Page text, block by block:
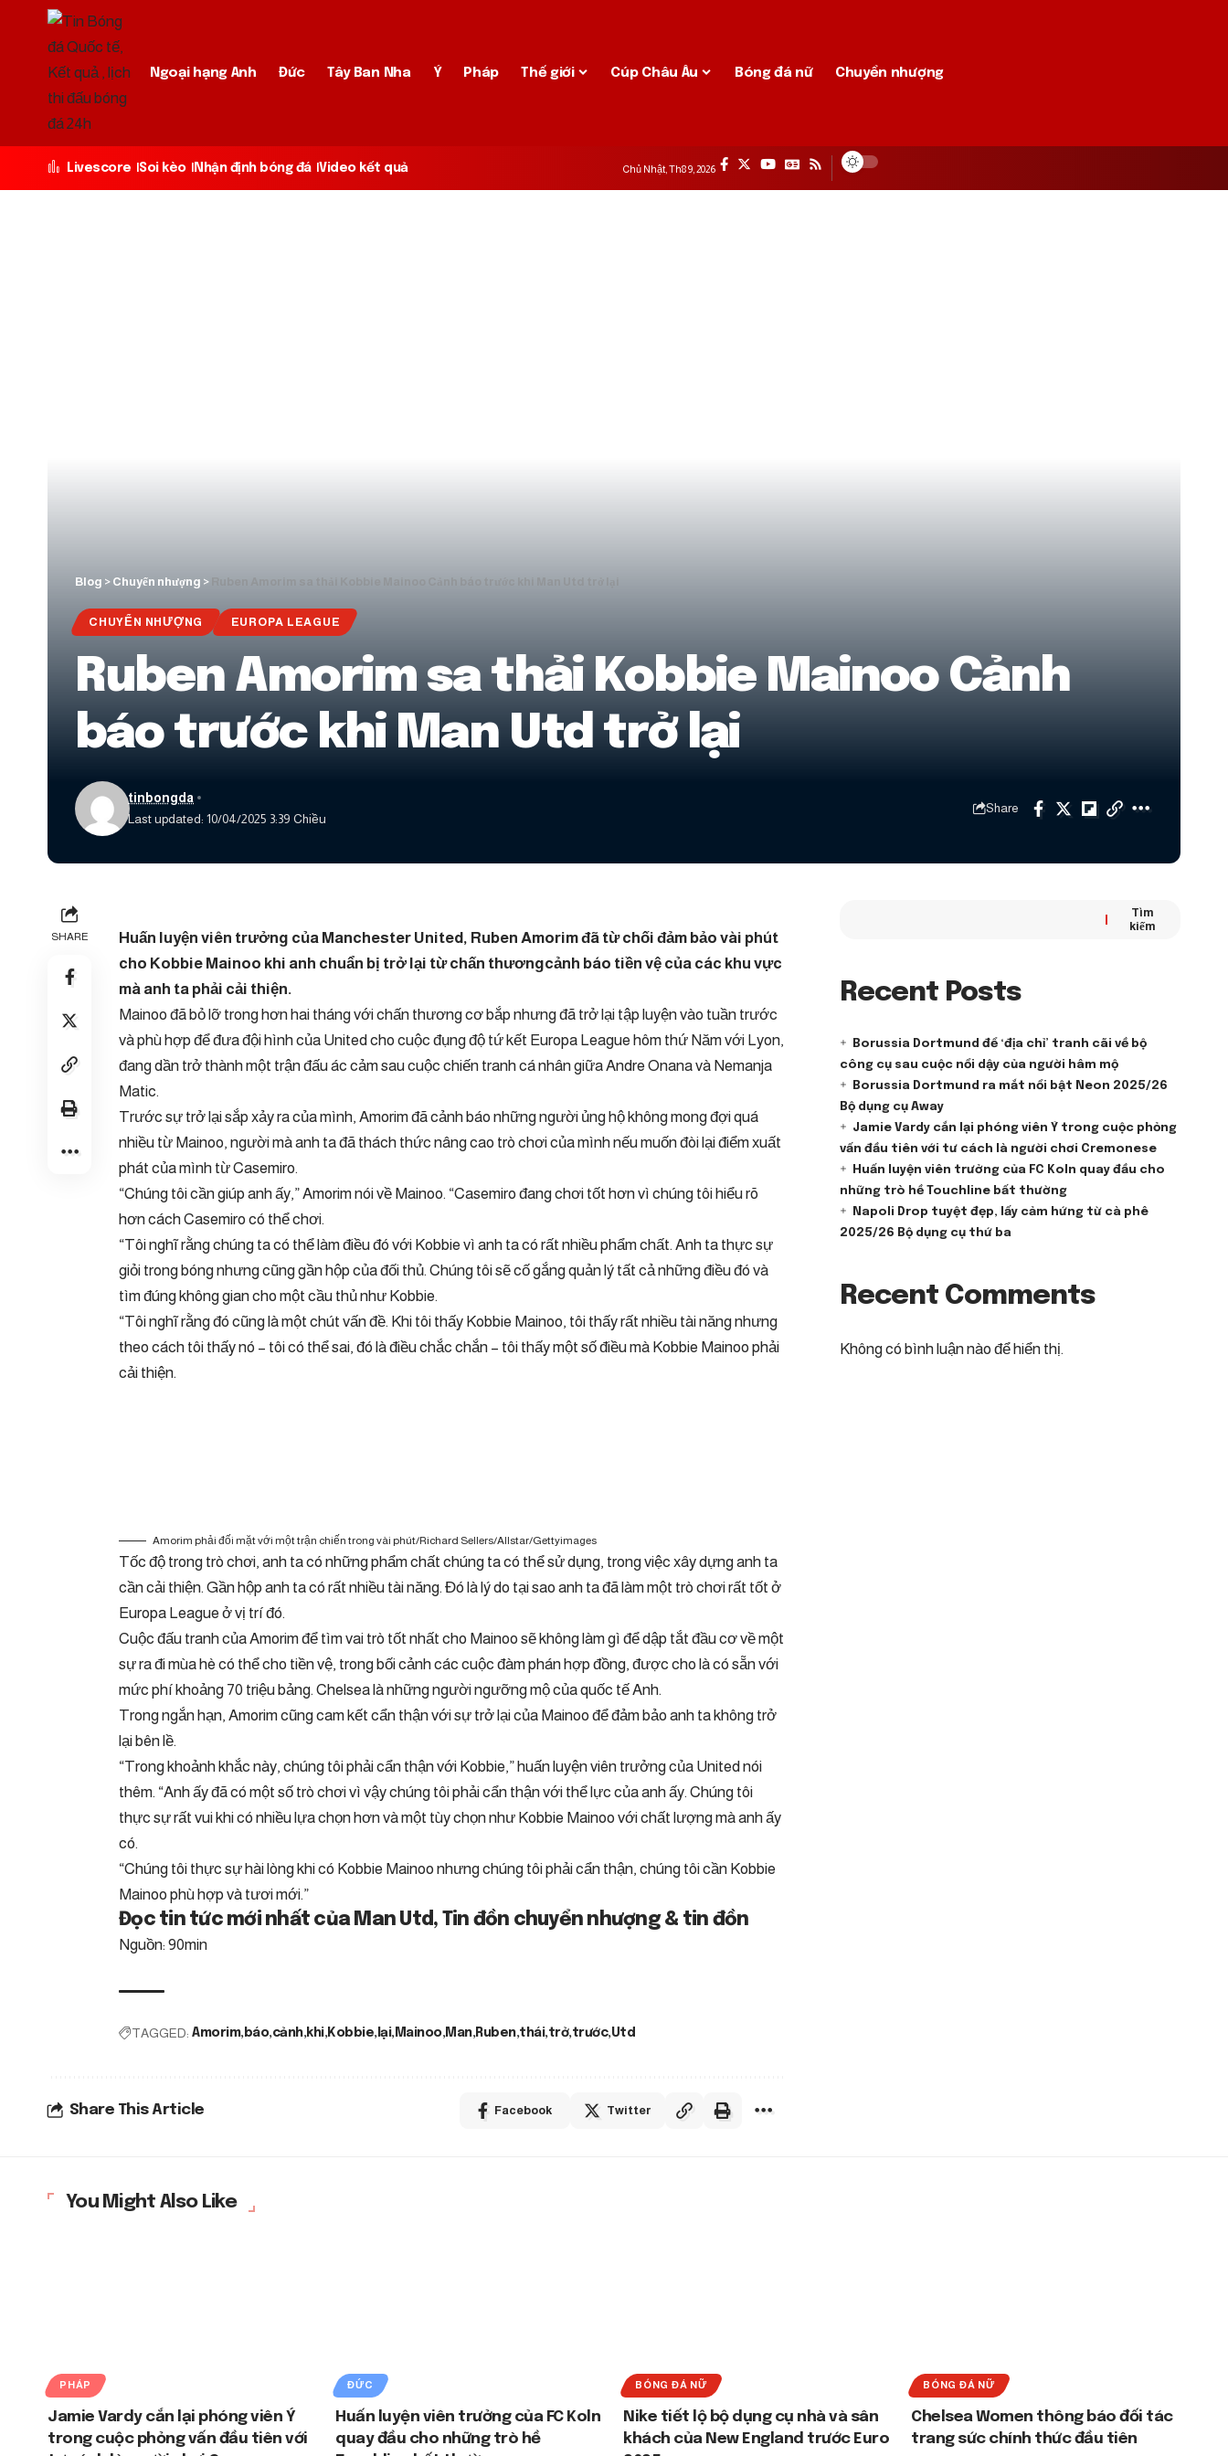
Ngoại hạng Anh Đức Tây Ban Nha Ý Pháp Thế giới Cúp Châu Âu Bóng đá nữ Chuyển nhượng
Livescore Soi kèo Nhận định bóng đá Video kết quả Chủ Nhật, Th8 9, 2026
Blog > Chuyển nhượng >
CHUYỂN NHƯỢNG EUROPA LEAGUE
Ruben Amorim sa thải Kobbie Mainoo Cảnh
báo trước khi Man Utd trở lại
Last updated: 10/04/2025 3:39 Chiều
tinbongda
Share
SHARE
Huấn luyện viên trưởng của Manchester United, Ruben Amorim đã từ chối đảm bảo vài phút
cho Kobbie Mainoo khi anh chuẩn bị trở lại từchấn thươngcảnh báo tiền vệ của các khu vực
mà anh ta phải cải thiện.
Mainoo đã bỏ lỡ trong hơn hai tháng với chấn thương cơ bắp nhưng đã trở lại tập luyện vào tuần trước
và phù hợp để đưa đội hình của United cho cuộc đụng độ tứ kết Europa League hôm thứ Năm với Lyon,
đang dần trở thành một trận đấu ác cảm sau cuộc chiến tranh cá nhân giữa Andre Onana và Nemanja
Matic.
Trước sự trở lại sắp xảy ra của mình, Amorim đã cảnh báo những người ủng hộ không mong đợi quá
nhiều từ Mainoo, người mà anh ta đã thách thức nâng cao trò chơi của mình nếu muốn đòi lại điểm xuất
phát của mình từ Casemiro.
“Chúng tôi cần giúp anh ấy,” Amorim nói về Mainoo. “Casemiro đang chơi tốt hơn vì chúng tôi hiểu rõ
hơn cách Casemiro có thể chơi.
“Tôi nghĩ rằng chúng ta có thể làm điều đó với Kobbie vì anh ta có rất nhiều phẩm chất. Anh ta thực sự
giỏi trong bóng nhưng cũng gần hộp của đối thủ. Chúng tôi sẽ cố gắng quản lý tất cả những điều đó và
tìm đúng không gian cho một cầu thủ như Kobbie.
“Tôi nghĩ rằng đó cũng là một chút vấn đề. Khi tôi thấy Kobbie Mainoo, tôi thấy rất nhiều tài năng nhưng
theo cách tôi thấy nó – tôi có thể sai, đó là điều chắc chắn – tôi thấy một số điều mà Kobbie Mainoo phải
cải thiện.
Amorim phải đối mặt với một trận chiến trong vài phút/Richard Sellers/Allstar/Gettyimages
Tốc độ trong trò chơi, anh ta có những phẩm chất chúng ta có thể sử dụng, trong việc xây dựng anh ta
cần cải thiện. Gần hộp anh ta có rất nhiều tài năng. Đó là lý do tại sao anh ta đã làm một trò chơi rất tốt ở
Europa League ở vị trí đó.
Cuộc đấu tranh của Amorim để tìm vai trò tốt nhất cho Mainoo sẽ không làm gì để dập tắt đầu cơ về một
sự ra đi mùa hè có thể cho tiền vệ, trong bối cảnh các cuộc đàm phán hợp đồng, được cho là có sẵn với
mức phí khoảng 70 triệu bảng. Chelsea là những người ngưỡng mộ của quốc tế Anh.
Trong ngắn hạn, Amorim cũng cam kết cẩn thận với sự trở lại của Mainoo để đảm bảo anh ta không trở
lại bên lề.
“Trong khoảnh khắc này, chúng tôi phải cẩn thận với Kobbie,” huấn luyện viên trưởng của United nói
thêm. “Anh ấy đã có một số trò chơi vì vậy chúng tôi phải cẩn thận với thể lực của anh ấy. Chúng tôi
thực sự rất vui khi có nhiều lựa chọn hơn và một tùy chọn như Kobbie Mainoo với chất lượng mà anh ấy
có.
“Chúng tôi thực sự hài lòng khi có Kobbie Mainoo nhưng chúng tôi phải cẩn thận, chúng tôi cần Kobbie
Mainoo phù hợp và tươi mới.”
Đọc tin tức mới nhất của Man Utd, Tin đồn chuyển nhượng & tin đồn
Nguồn: 90min
TAGGED: Amorim báo cảnh khi Kobbie lại Mainoo Man Ruben thái trở trước Utd
Share This Article Facebook Twitter
Tìm
kiếm
Recent Posts
Borussia Dortmund để ‘địa chỉ’ tranh cãi về bộ
công cụ sau cuộc nổi dậy của người hâm mộ
Borussia Dortmund ra mắt nổi bật Neon 2025/26
Bộ dụng cụ Away
Jamie Vardy cắn lại phóng viên Ý trong cuộc phỏng
vấn đầu tiên với tư cách là người chơi Cremonese
Huấn luyện viên trưởng của FC Koln quay đầu cho
những trò hề Touchline bất thường
Napoli Drop tuyệt đẹp, lấy cảm hứng từ cà phê
2025/26 Bộ dụng cụ thứ ba
Recent Comments
Không có bình luận nào để hiển thị.
You Might Also Like
PHÁP
Jamie Vardy cắn lại phóng viên Ý
trong cuộc phỏng vấn đầu tiên với
ĐỨC
Huấn luyện viên trưởng của FC Koln
quay đầu cho những trò hề
BÓNG ĐÁ NỮ
Nike tiết lộ bộ dụng cụ nhà và sân
khách của New England trước Euro
BÓNG ĐÁ NỮ
Chelsea Women thông báo đối tác
trang sức chính thức đầu tiên